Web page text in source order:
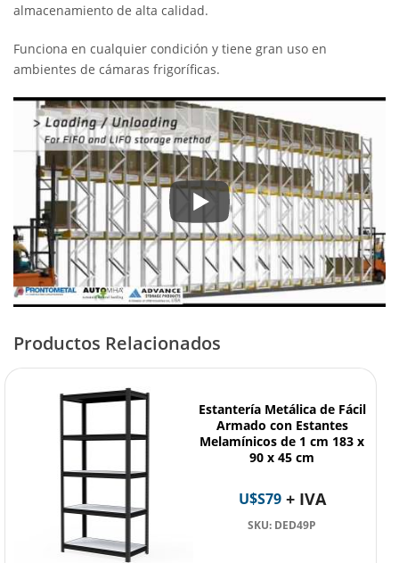
almacenamiento de alta calidad.
Funciona en cualquier condición y tiene gran uso en
ambientes de cámaras frigoríficas.
Productos Relacionados
Estantería Metálica de Fácil
Armado con Estantes
Melamínicos de 1 cm 183 x
90 x 45 cm
U$S79+ IVA
SKU: DED49P